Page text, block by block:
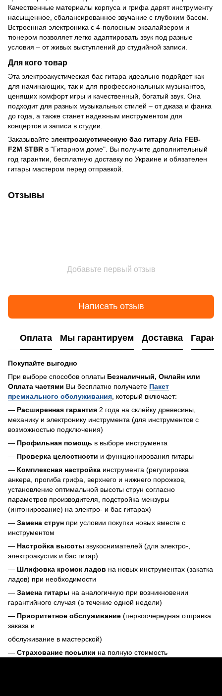
Качественные материалы корпуса и грифа дарят инструменту
насыщенное, сбалансированное звучание с глубоким басом.
Встроенная электроника с 4-полосным эквалайзером и
тюнером позволяет легко адаптировать звук под разные
условия – от живых выступлений до студийной записи.
Для кого товар
Эта электроакустическая бас гитара идеально подойдет как
для начинающих, так и для профессиональных музыкантов,
ценящих комфорт игры и качественный, богатый звук. Она
подходит для разных музыкальных стилей – от джаза и фанка
до года, а также станет надежным инструментом для
концертов и записи в студии.
Заказывайте электроакустическую бас гитару Aria FEB-
F2M STBR в "Гитарном доме". Вы получите дополнительный
год гарантии, бесплатную доставку по Украине и обязателен
гитары мастером перед отправкой.
Отзывы
Добавьте первый отзыв
Написать отзыв
Оплата Мы гарантируем Доставка
Покупайте выгодно
При выборе способов оплаты Безналичный, Онлайн или
Оплата частями Вы бесплатно получаете Пакет
премиального обслуживания , который включает:
— Расширенная гарантия 2 года на склейку древесины,
механику и электронику инструмента (для инструментов с
возможностью подключения)
— Профильная помощь в выборе инструмента
— Проверка целостности и функционирования гитары
— Комплексная настройка инструмента (регулировка
анкера, прогиба грифа, верхнего и нижнего порожков,
установление оптимальной высоты струн согласно
параметров производителя, подстройка мензуры
(интонирование) на электро- и бас гитарах)
— Замена струн при условии покупки новых вместе с
инструментом
— Настройка высоты звукоснимателей (для электро-,
электроакустик и бас гитар)
— Шлифовка кромок ладов на новых инструментах (закатка
ладов) при необходимости
— Замена гитары на аналогичную при возникновении
гарантийного случая (в течение одной недели)
— Приоритетное обслуживание (первоочередная отправка
заказа и
обслуживание в мастерской)
— Страхование посылки на полную стоимость